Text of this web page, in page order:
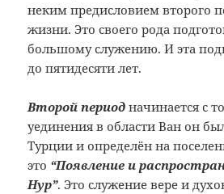
неким предисловием второго
жизни. Это своего рода
большому служению. И эта
до пятидесяти лет.
Второй период начинается с
уединения в области Ван он
Турции и определён на
это “Появление и
Нур”. Это служение вере и